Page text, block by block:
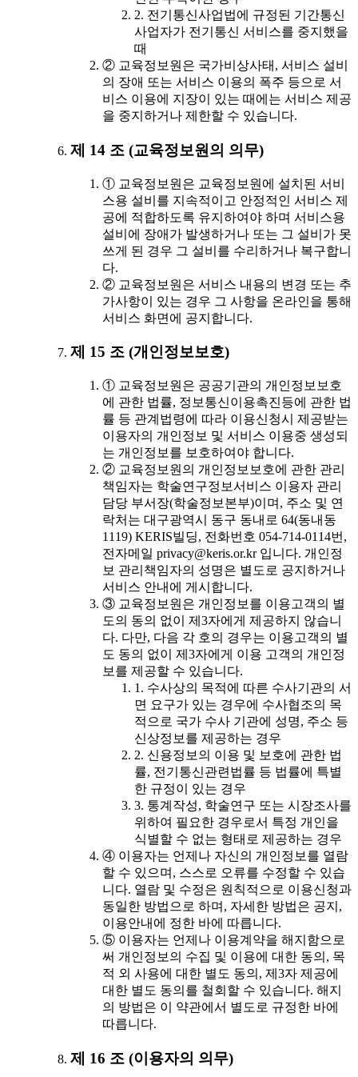
2. 전기통신사업법에 규정된 기간통신
사업자가 전기통신 서비스를 중지했을
때
② 교육정보원은 국가비상사태, 서비스 설비
의 장애 또는 서비스 이용의 폭주 등으로 서
비스 이용에 지장이 있는 때에는 서비스 제공
을 중지하거나 제한할 수 있습니다.
제 14 조 (교육정보원의 의무)
① 교육정보원은 교육정보원에 설치된 서비
스용 설비를 지속적이고 안정적인 서비스 제
공에 적합하도록 유지하여야 하며 서비스용
설비에 장애가 발생하거나 또는 그 설비가 못
쓰게 된 경우 그 설비를 수리하거나 복구합니
다.
② 교육정보원은 서비스 내용의 변경 또는 추
가사항이 있는 경우 그 사항을 온라인을 통해
서비스 화면에 공지합니다.
제 15 조 (개인정보보호)
① 교육정보원은 공공기관의 개인정보보호
에 관한 법률, 정보통신이용촉진등에 관한 법
률 등 관계법령에 따라 이용신청시 제공받는
이용자의 개인정보 및 서비스 이용중 생성되
는 개인정보를 보호하여야 합니다.
② 교육정보원의 개인정보보호에 관한 관리
책임자는 학술연구정보서비스 이용자 관리
담당 부서장(학술정보본부)이며, 주소 및 연
락처는 대구광역시 동구 동내로 64(동내동
1119) KERIS빌딩, 전화번호 054-714-0114번,
전자메일 privacy@keris.or.kr 입니다. 개인정
보 관리책임자의 성명은 별도로 공지하거나
서비스 안내에 게시합니다.
③ 교육정보원은 개인정보를 이용고객의 별
도의 동의 없이 제3자에게 제공하지 않습니
다. 다만, 다음 각 호의 경우는 이용고객의 별
도 동의 없이 제3자에게 이용 고객의 개인정
보를 제공할 수 있습니다.
1. 수사상의 목적에 따른 수사기관의 서
면 요구가 있는 경우에 수사협조의 목
적으로 국가 수사 기관에 성명, 주소 등
신상정보를 제공하는 경우
2. 신용정보의 이용 및 보호에 관한 법
률, 전기통신관련법률 등 법률에 특별
한 규정이 있는 경우
3. 통계작성, 학술연구 또는 시장조사를
위하여 필요한 경우로서 특정 개인을
식별할 수 없는 형태로 제공하는 경우
④ 이용자는 언제나 자신의 개인정보를 열람
할 수 있으며, 스스로 오류를 수정할 수 있습
니다. 열람 및 수정은 원칙적으로 이용신청과
동일한 방법으로 하며, 자세한 방법은 공지,
이용안내에 정한 바에 따릅니다.
⑤ 이용자는 언제나 이용계약을 해지함으로
써 개인정보의 수집 및 이용에 대한 동의, 목
적 외 사용에 대한 별도 동의, 제3자 제공에
대한 별도 동의를 철회할 수 있습니다. 해지
의 방법은 이 약관에서 별도로 규정한 바에
따릅니다.
제 16 조 (이용자의 의무)